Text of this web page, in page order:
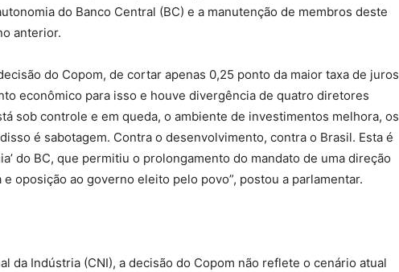
do Banco Central (BC) e a manutenção de membros deste
anterior.
do Copom, de cortar apenas 0,25 ponto da maior taxa de juros
econômico para isso e houve divergência de quatro diretores
sob controle e em queda, o ambiente de investimentos melhora, os
é sabotagem. Contra o desenvolvimento, contra o Brasil. Esta é
do BC, que permitiu o prolongamento do mandato de uma direção
oposição ao governo eleito pelo povo”, postou a parlamentar.
da Indústria (CNI), a decisão do Copom não reflete o cenário atual